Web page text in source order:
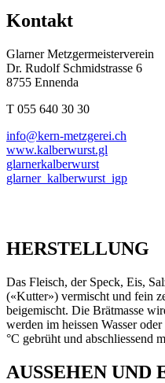
Kontakt
Glarner Metzgermeisterverein
Dr. Rudolf Schmidstrasse 6
8755 Ennenda
T 055 640 30 30
info@kern-metzgerei.ch
www.kalberwurst.gl
glarnerkalberwurst
glarner_kalberwurst_igp
HERSTELLUNG
Das Fleisch, der Speck, Eis,
(«Kutter») vermischt und fein
beigemischt. Die Brätmasse
werden im heissen Wasser
°C gebrüht und abschliessend
AUSSEHEN UND